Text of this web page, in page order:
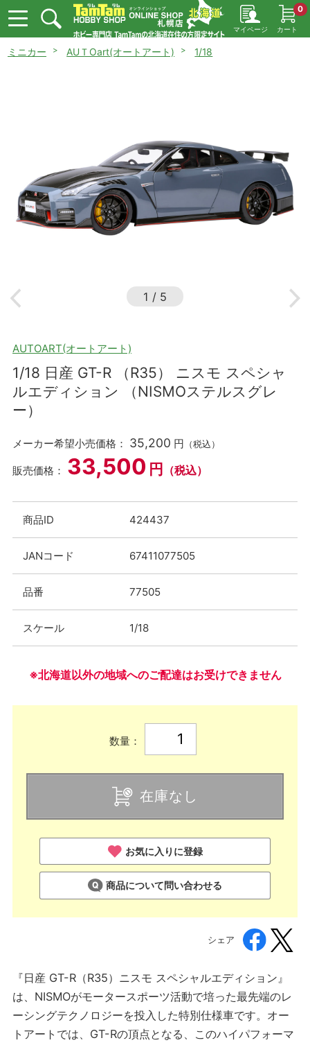
マイページ カート
0
ミニカー AUＴOart(オートアート) 1/18
1 / 5
AUTOART(オートアート)
1/18 日産 GT-R （R35） ニスモ スペシャ
ルエディション （NISMOステルスグレ
ー）
メーカー希望小売価格： 35,200 円 （税込）
販売価格： 33,500 円 （税込）
商品ID 424437
JANコード 67411077505
品番 77505
スケール 1/18
※北海道以外の地域へのご配達はお受けできません
数量：
在庫なし
お気に入りに登録
商品について問い合わせる
シェア
『日産 GT-R（R35）ニスモ スペシャルエディション』
は、NISMOがモータースポーツ活動で培った最先端のレ
ーシングテクノロジーを投入した特別仕様車です。オー
トアートでは、GT-Rの頂点となる、このハイパフォーマ